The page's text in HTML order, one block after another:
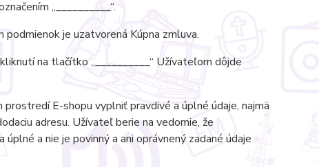
„__________“.
je uzatvorená Kúpna zmluva.
na tlačítko „__________“ Užívateľom dôjde
E-shopu vyplniť pravdivé a úplné údaje, najmä
adresu. Užívateľ berie na vedomie, že
a nie je povinný a ani oprávnený zadané údaje